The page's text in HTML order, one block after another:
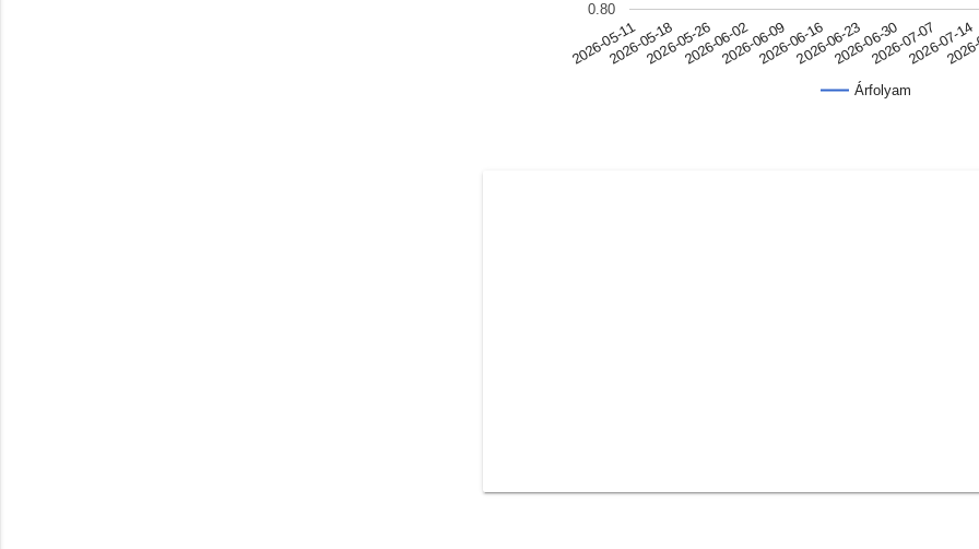
Árfolyam
2026-05-112026-05-182026-05-262026-06-022026-06-092026-06-162026-06-232026-06-302026-07-072026-07-14
0.80